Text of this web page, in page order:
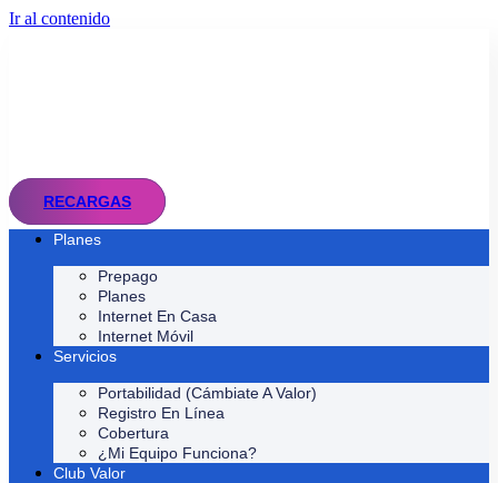
Ir al contenido
RECARGAS
Planes
Prepago
Planes
Internet En Casa
Internet Móvil
Servicios
Portabilidad (Cámbiate A Valor)
Registro En Línea
Cobertura
¿Mi Equipo Funciona?
Club Valor